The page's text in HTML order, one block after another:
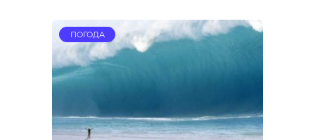
опасно
Цунами – это глобальная природная
катастрофа
3.8к.